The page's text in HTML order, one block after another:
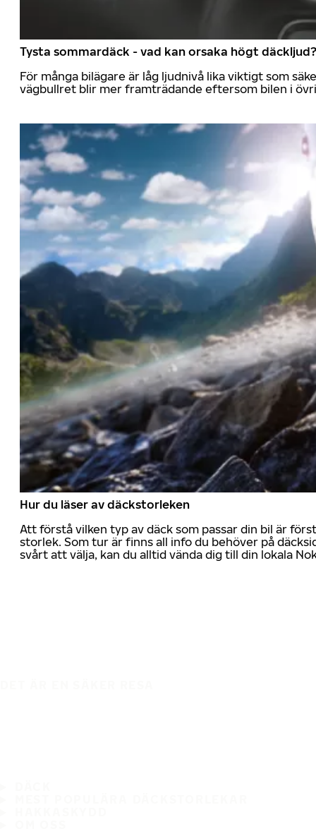
Tysta sommardäck - vad kan orsaka högt däckljud?
För många bilägare är låg ljudnivå lika viktigt som
vägbullret blir mer framträdande eftersom bilen i
Hur du läser av däckstorleken
Att förstå vilken typ av däck som passar din bil är
storlek. Som tur är finns all info du behöver på
svårt att välja, kan du alltid vända dig till din lokala